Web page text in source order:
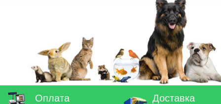
Оплата Доставка